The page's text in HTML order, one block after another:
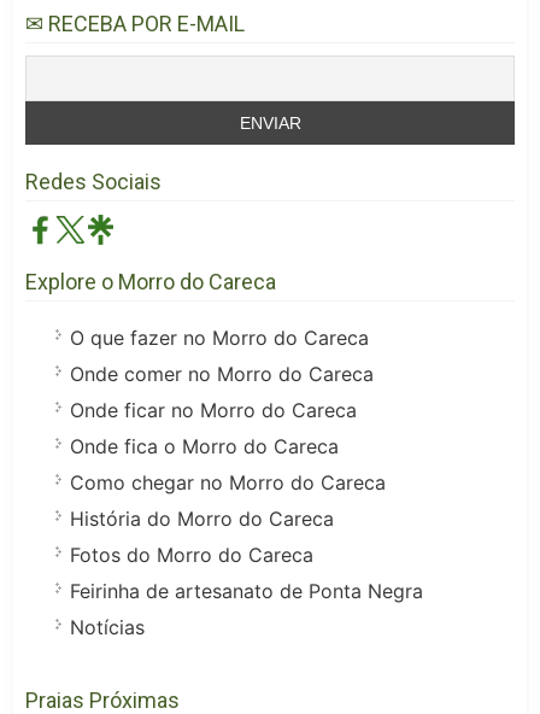
✉ RECEBA POR E-MAIL
Redes Sociais
Explore o Morro do Careca
O que fazer no Morro do Careca
Onde comer no Morro do Careca
Onde ficar no Morro do Careca
Onde fica o Morro do Careca
Como chegar no Morro do Careca
História do Morro do Careca
Fotos do Morro do Careca
Feirinha de artesanato de Ponta Negra
Notícias
Praias Próximas